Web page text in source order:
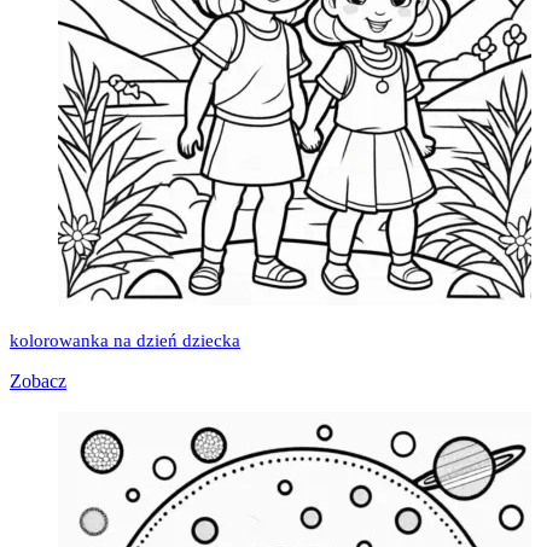
kolorowanka na dzień dziecka
Zobacz